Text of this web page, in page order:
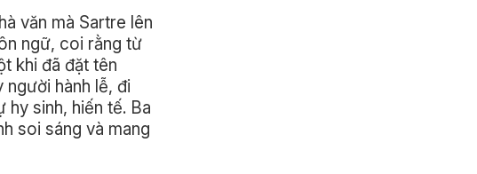
văn mà Sartre lên
ngữ, coi rằng từ
khi đã đặt tên
hành lễ, đi
sinh, hiến tế. Ba
soi sáng và mang